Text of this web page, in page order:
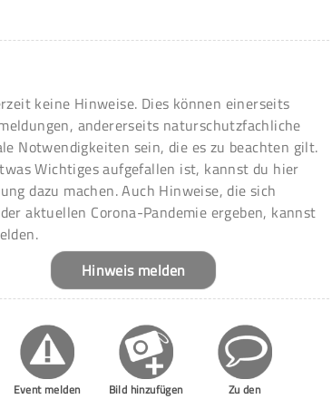
keine Hinweise. Dies können einerseits
andererseits naturschutzfachliche
Notwendigkeiten sein, die es zu beachten gilt.
Wichtiges aufgefallen ist, kannst du hier
dazu machen. Auch Hinweise, die sich
aktuellen Corona-Pandemie ergeben, kannst
Hinweis melden
Event melden Bild hinzufügen
Zu den